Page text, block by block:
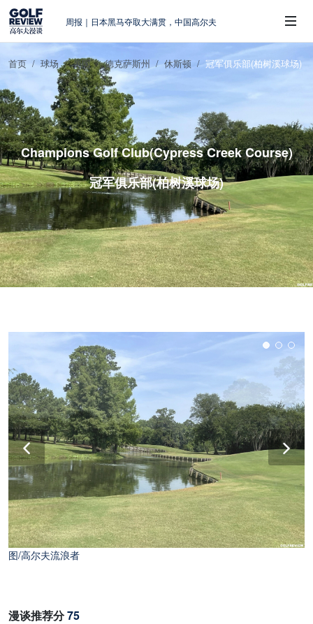
周报｜日本黑马夺取大满贯，中国高尔夫
大满贯球场设置的演变和期许
AIG英国女子公开赛，一场大满贯的50年
蜕变
周报｜亚巡“换码头”，果岭脱鞋抗议的乌
龙
查莉·赫尔：不断制造“麻烦”的流量明星
首页 球场 美国 德克萨斯州 休斯顿 冠军俱乐部(柏树溪球场)
Champions Golf Club(Cypress Creek Course)
冠军俱乐部(柏树溪球场)
图/高尔夫流浪者
图/高尔夫流浪者
漫谈推荐分75